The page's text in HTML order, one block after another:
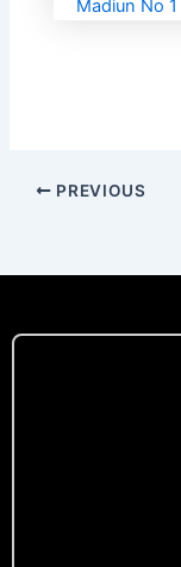
PREVIOUS